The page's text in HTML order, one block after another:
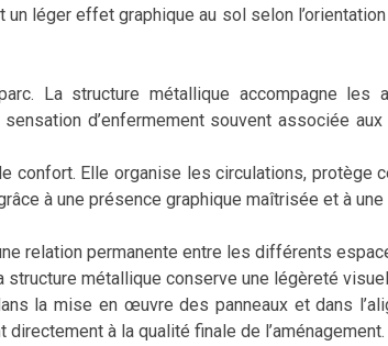
léger effet graphique au sol selon
La structure métallique accompagne les
d’enfermement souvent associée
confort. Elle organise les circulations,
à une présence graphique maîtrisée et à
relation permanente entre les différents
métallique conserve une légèreté
la mise en œuvre des panneaux et dans
à la qualité finale de l’aménagement.